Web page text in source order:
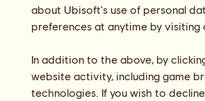
about Ubisoft's use of personal
preferences at anytime by
In addition to the above, by
website activity, including game
technologies. If you wish to